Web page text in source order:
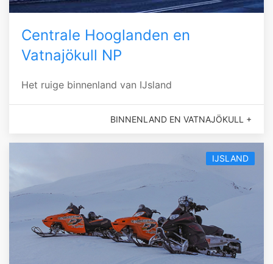
Centrale Hooglanden en
Vatnajökull NP
Het ruige binnenland van IJsland
BINNENLAND EN VATNAJÖKULL +
IJSLAND